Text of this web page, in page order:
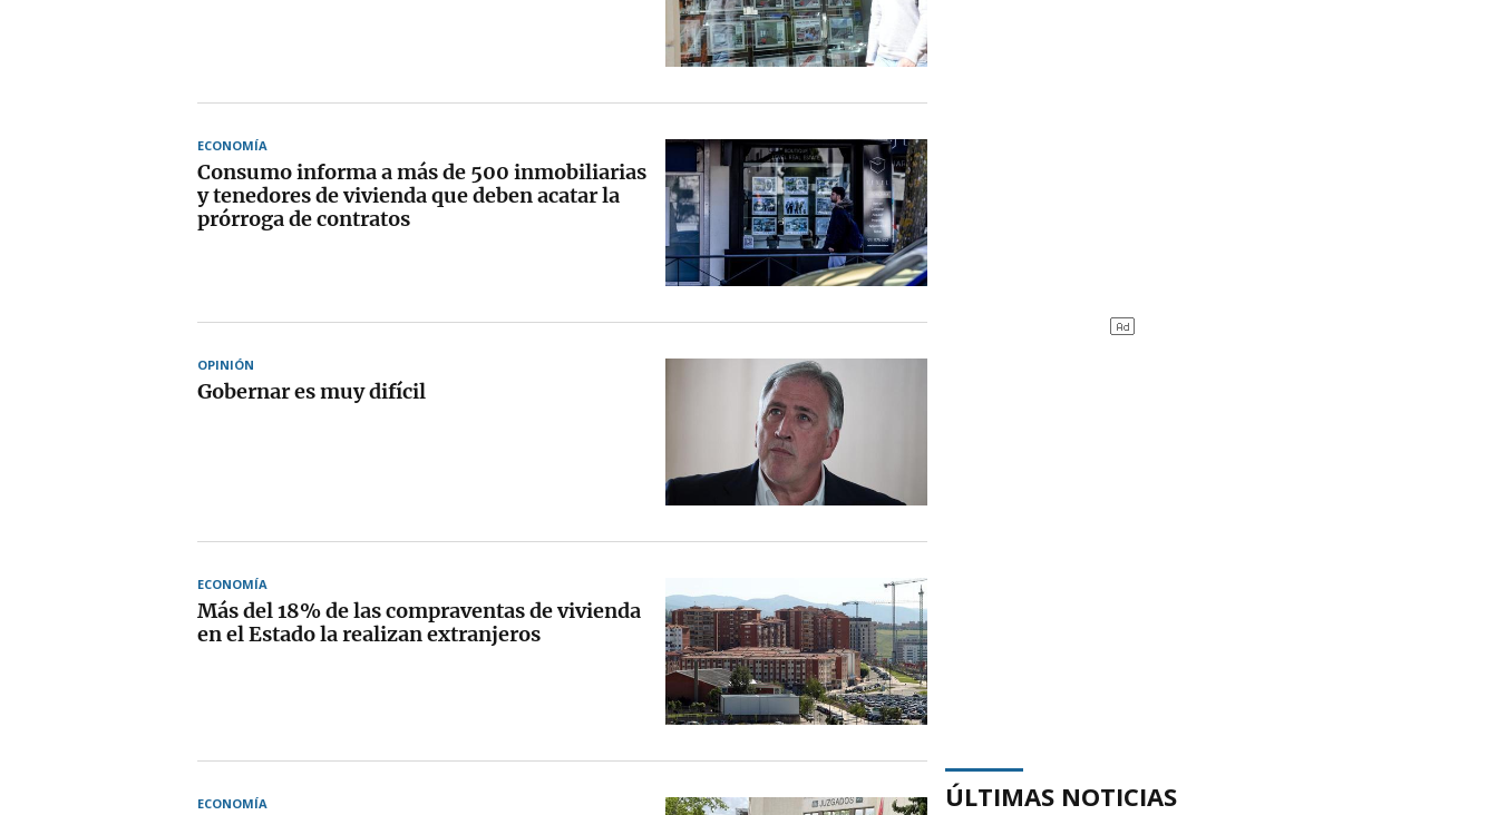
ECONOMÍA
Consumo informa a más de 500 inmobiliarias
y tenedores de vivienda que deben acatar la
prórroga de contratos
OPINIÓN
Gobernar es muy difícil
ECONOMÍA
Más del 18% de las compraventas de vivienda
en el Estado la realizan extranjeros
ECONOMÍA ÚLTIMAS NOTICIAS